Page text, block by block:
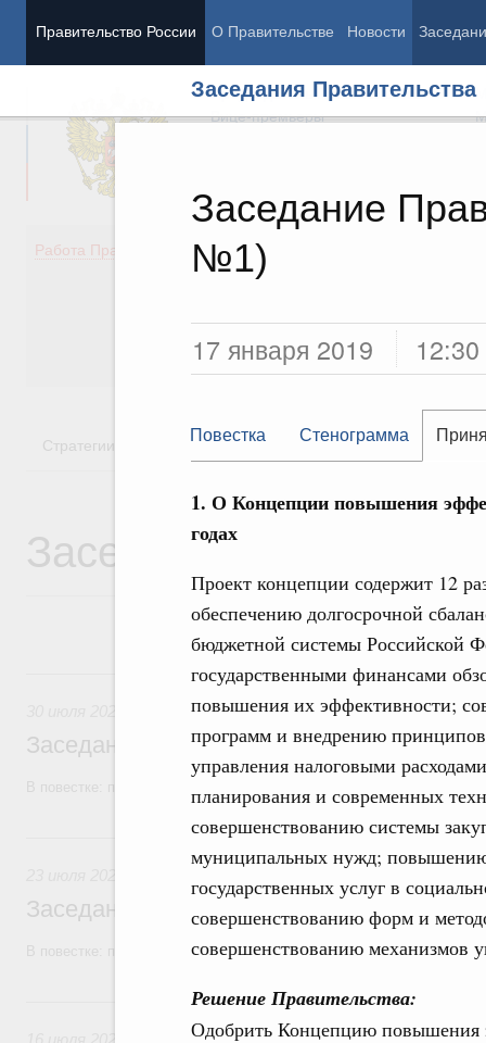
Правительство России О Правительстве Новости
Заседания Правительства
Заседание
№1)
17 января 2019 12:30
Повестка Стенограмма
1. О Концепции повышения
годах
Проект концепции содержит 12
обеспечению долгосрочной
бюджетной системы Российской
государственными финансами
повышения их эффективности;
программ и внедрению
управления налоговыми
планирования и современных
совершенствованию системы
муниципальных нужд; повышению
государственных услуг в
совершенствованию форм и
совершенствованию механизмов
Решение Правительства:
Одобрить Концепцию повышения
Председатель Правительства
Вице-премьеры
Работа Правительства
Общество
Государство
Стратегии Государственные программы
Заседания
30 июля, четверг
Заседание Правительства (2026 год,
23 июля, четверг
Заседание Правительства (2026 год,
В повестке: проекты федеральных законов
16 июля, четверг